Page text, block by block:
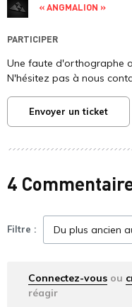
« ANGMALION »
PARTICIPER
Une faute d'orthographe
N'hésitez pas à nous
Envoyer un ticket
4
Filtre :
Connectez-vous ou
réagir